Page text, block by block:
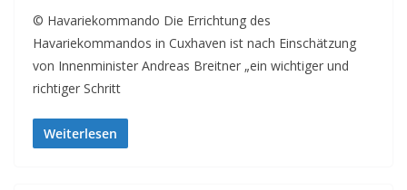
© Havariekommando Die Errichtung des
Havariekommandos in Cuxhaven ist nach Einschätzung
von Innenminister Andreas Breitner „ein wichtiger und
richtiger Schritt
Weiterlesen